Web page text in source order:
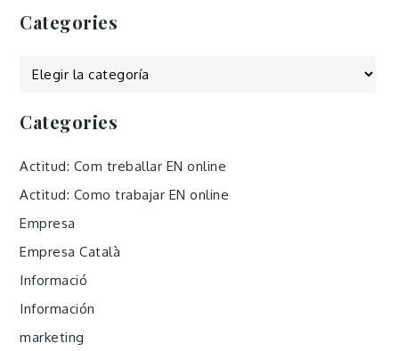
Categories
Categories
Categories
Actitud: Com treballar EN online
Actitud: Como trabajar EN online
Empresa
Empresa Català
Informació
Información
marketing